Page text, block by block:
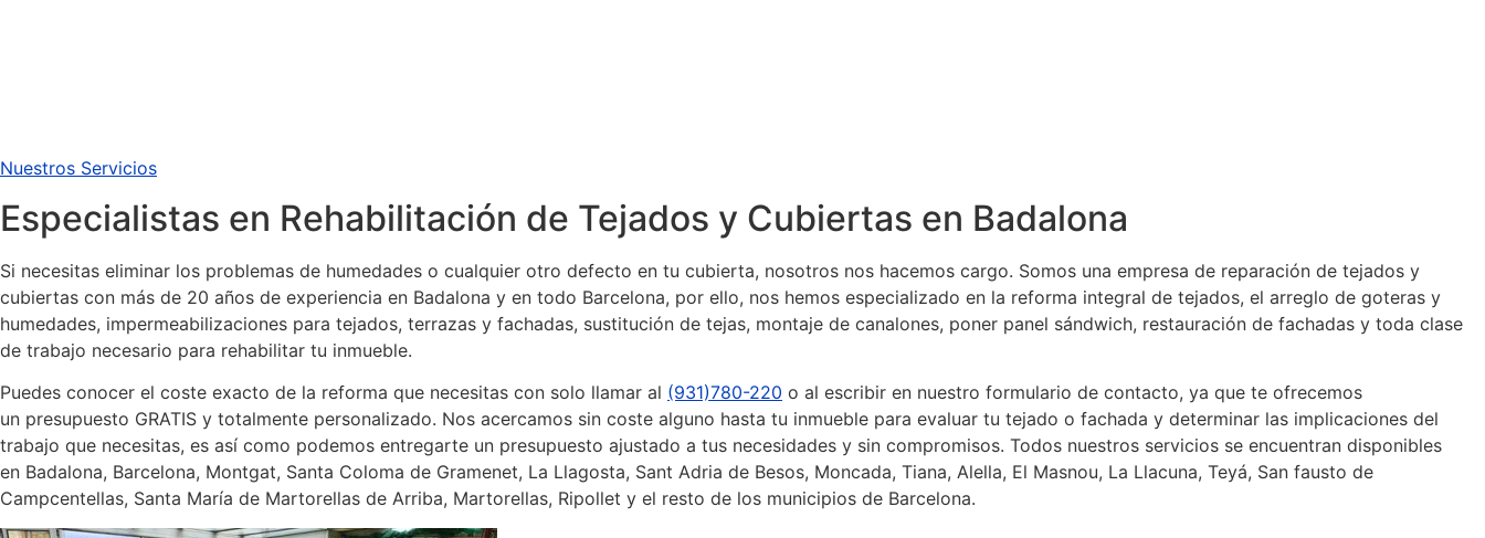
Nuestros Servicios
Especialistas en Rehabilitación de Tejados y Cubiertas en Badalona
Si necesitas eliminar los problemas de humedades o cualquier otro defecto en tu cubierta, nosotros nos hacemos cargo. Somos una empresa de reparación de tejados y
cubiertas con más de 20 años de experiencia en Badalona y en todo Barcelona, por ello, nos hemos especializado en la reforma integral de tejados, el arreglo de goteras y
humedades, impermeabilizaciones para tejados, terrazas y fachadas, sustitución de tejas, montaje de canalones, poner panel sándwich, restauración de fachadas y toda clase
de trabajo necesario para rehabilitar tu inmueble.
Puedes conocer el coste exacto de la reforma que necesitas con solo llamar al (931)780-220 o al escribir en nuestro formulario de contacto, ya que te ofrecemos
un presupuesto GRATIS y totalmente personalizado. Nos acercamos sin coste alguno hasta tu inmueble para evaluar tu tejado o fachada y determinar las implicaciones del
trabajo que necesitas, es así como podemos entregarte un presupuesto ajustado a tus necesidades y sin compromisos. Todos nuestros servicios se encuentran disponibles
en Badalona, Barcelona, Montgat, Santa Coloma de Gramenet, La Llagosta, Sant Adria de Besos, Moncada, Tiana, Alella, El Masnou, La Llacuna, Teyá, San fausto de
Campcentellas, Santa María de Martorellas de Arriba, Martorellas, Ripollet y el resto de los municipios de Barcelona.